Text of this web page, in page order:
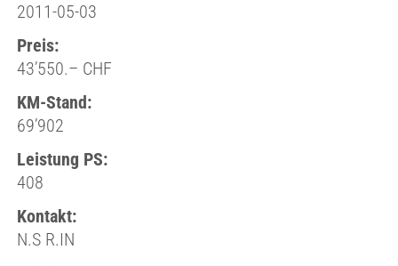
2011-05-03
Preis:
43’550.– CHF
KM-Stand:
69’902
Leistung PS:
408
Kontakt:
N.S R.IN